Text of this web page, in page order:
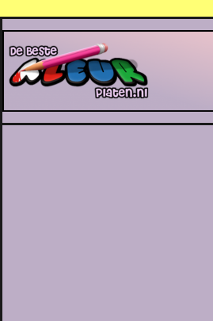
De Beste Kleurplaten